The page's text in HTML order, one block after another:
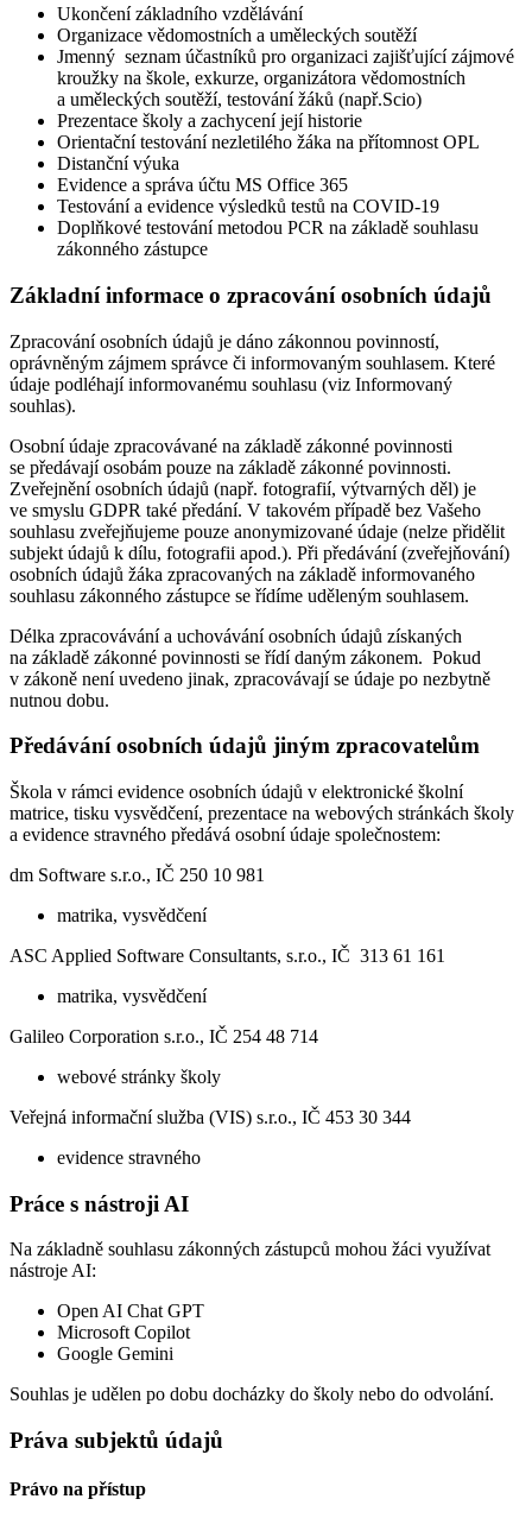
Ukončení základního vzdělávání
Organizace vědomostních a uměleckých soutěží
Jmenný seznam účastníků pro organizaci zajišťující zájmové
kroužky na škole, exkurze, organizátora vědomostních
a uměleckých soutěží, testování žáků (např.Scio)
Prezentace školy a zachycení její historie
Orientační testování nezletilého žáka na přítomnost OPL
Distanční výuka
Evidence a správa účtu MS Office 365
Testování a evidence výsledků testů na COVID-19
Doplňkové testování metodou PCR na základě souhlasu
zákonného zástupce
Základní informace o zpracování osobních údajů
Zpracování osobních údajů je dáno zákonnou povinností,
oprávněným zájmem správce či informovaným souhlasem. Které
údaje podléhají informovanému souhlasu (viz Informovaný
souhlas).
Osobní údaje zpracovávané na základě zákonné povinnosti
se předávají osobám pouze na základě zákonné povinnosti.
Zveřejnění osobních údajů (např. fotografií, výtvarných děl) je
ve smyslu GDPR také předání. V takovém případě bez Vašeho
souhlasu zveřejňujeme pouze anonymizované údaje (nelze přidělit
subjekt údajů k dílu, fotografii apod.). Při předávání (zveřejňování)
osobních údajů žáka zpracovaných na základě informovaného
souhlasu zákonného zástupce se řídíme uděleným souhlasem.
Délka zpracovávání a uchovávání osobních údajů získaných
na základě zákonné povinnosti se řídí daným zákonem. Pokud
v zákoně není uvedeno jinak, zpracovávají se údaje po nezbytně
nutnou dobu.
Předávání osobních údajů jiným zpracovatelům
Škola v rámci evidence osobních údajů v elektronické školní
matrice, tisku vysvědčení, prezentace na webových stránkách školy
a evidence stravného předává osobní údaje společnostem:
dm Software s.r.o., IČ 250 10 981
matrika, vysvědčení
ASC Applied Software Consultants, s.r.o., IČ 313 61 161
matrika, vysvědčení
Galileo Corporation s.r.o., IČ 254 48 714
webové stránky školy
Veřejná informační služba (VIS) s.r.o., IČ 453 30 344
evidence stravného
Práce s nástroji AI
Na základně souhlasu zákonných zástupců mohou žáci využívat
nástroje AI:
Open AI Chat GPT
Microsoft Copilot
Google Gemini
Souhlas je udělen po dobu docházky do školy nebo do odvolání.
Práva subjektů údajů
Právo na přístup